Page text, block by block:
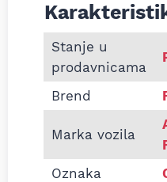
Informacije o
Stanje u
prodavnicama
Brend
Marka vozila
Oznaka